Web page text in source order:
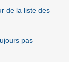
de la liste des
pas